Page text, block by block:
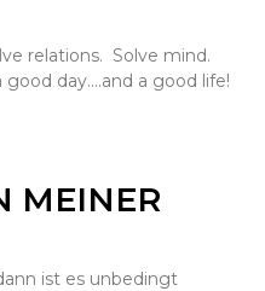
relations. Solve mind.
day….and a good life!
MEINER
ist es unbedingt